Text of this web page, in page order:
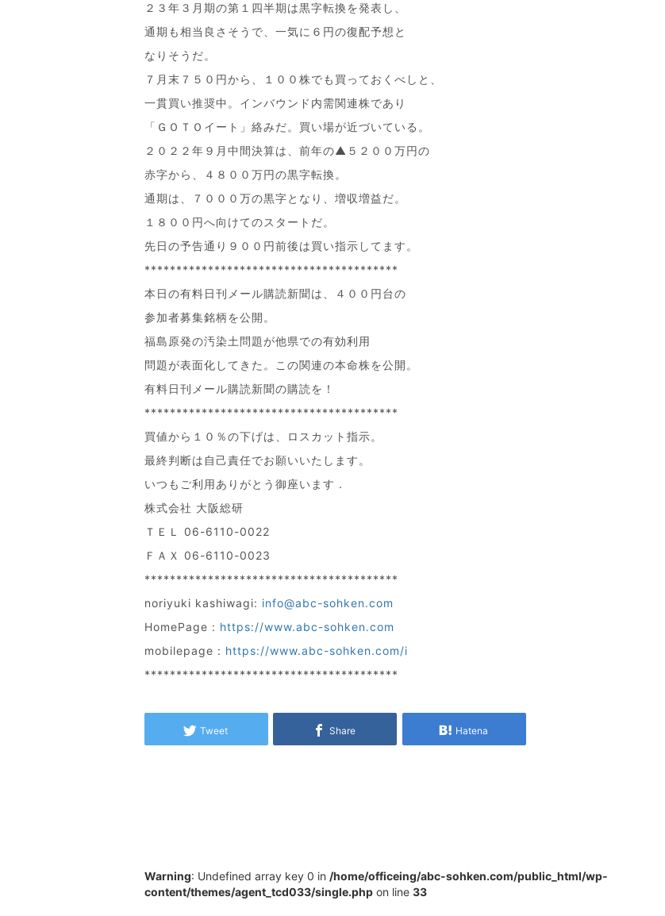
２３年３月期の第１四半期は黒字転換を発表し、
通期も相当良さそうで、一気に６円の復配予想と
なりそうだ。
７月末７５０円から、１００株でも買っておくべしと、
一貫買い推奨中。インバウンド内需関連株であり
「ＧＯＴＯイート」絡みだ。買い場が近づいている。
２０２２年９月中間決算は、前年の▲５２００万円の
赤字から、４８００万円の黒字転換。
通期は、７０００万の黒字となり、増収増益だ。
１８００円へ向けてのスタートだ。
先日の予告通り９００円前後は買い指示してます。
****************************************
本日の有料日刊メール購読新聞は、４００円台の
参加者募集銘柄を公開。
福島原発の汚染土問題が他県での有効利用
問題が表面化してきた。この関連の本命株を公開。
有料日刊メール購読新聞の購読を！
****************************************
買値から１０％の下げは、ロスカット指示。
最終判断は自己責任でお願いいたします。
いつもご利用ありがとう御座います．
株式会社 大阪総研
ＴＥＬ 06-6110-0022
ＦＡＸ 06-6110-0023
****************************************
noriyuki kashiwagi: info@abc-sohken.com
HomePage : https://www.abc-sohken.com
mobilepage : https://www.abc-sohken.com/i
****************************************
Tweet Share Hatena
Warning: Undefined array key 0 in /home/officeing/abc-sohken.com/public_html/wp-
content/themes/agent_tcd033/single.php on line 33